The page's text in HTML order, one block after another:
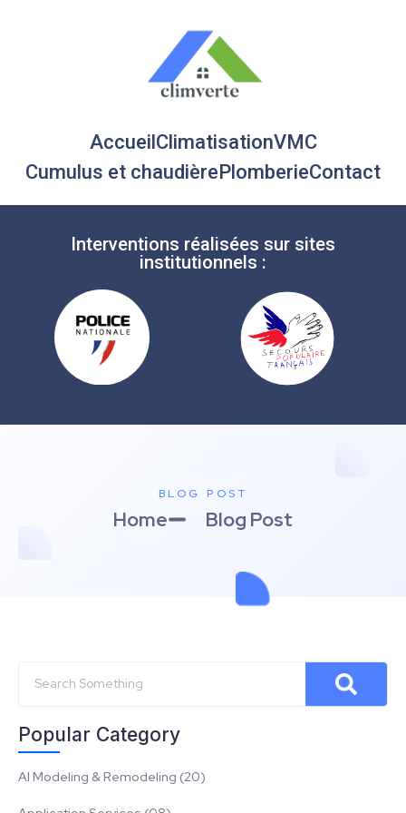
Accueil ClimatisationVMC
Cumulus et chaudière PlomberieContact
Interventions réalisées sur sites
institutionnels :
BLOG POST
Home Blog Post
Popular Category
AI Modeling & Remodeling (20)